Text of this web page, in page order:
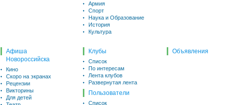
Армия
Спорт
Наука и Образование
История
Культура
Афиша
Новороссийска
Кино
Скоро на экранах
Рецензии
Викторины
Для детей
Клубы
Список
По интересам
Лента клубов
Развернутая лента
Пользователи
Список
Объявления